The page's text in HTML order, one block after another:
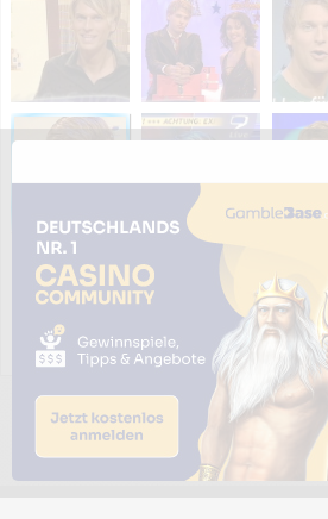
Das dargestellte Bild wurde von einem
übernimmt keinerlei Haftung für den Inhalt
jedoch bei Verstößen nach §2(3)